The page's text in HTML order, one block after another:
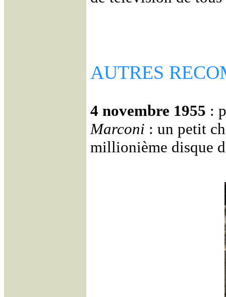
AUTRES
4 novembre 1955 :
Marconi : un petit
millionième disque